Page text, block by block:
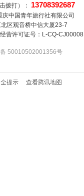
拨打）： 13708392687
中国青年旅行社有限公司
区观音桥中信大厦23-7
营许可证号：L-CQ-CJ00008
50010502001356号
提示 查看腾讯地图